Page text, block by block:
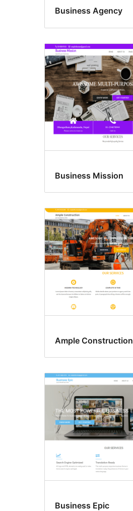
Business Agency
Business Mission
Ample Construction
Business Epic